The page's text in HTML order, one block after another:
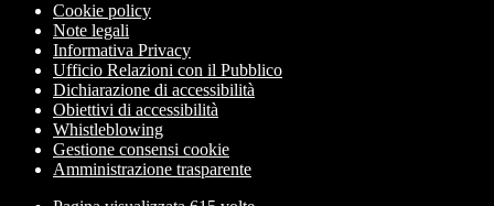
Cookie policy
Note legali
Informativa Privacy
Ufficio Relazioni con il Pubblico
Dichiarazione di accessibilità
Obiettivi di accessibilità
Whistleblowing
Gestione consensi cookie
Amministrazione trasparente